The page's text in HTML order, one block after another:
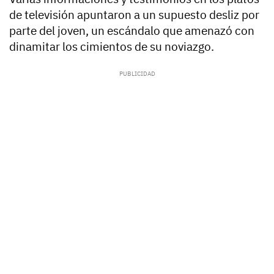
de televisión apuntaron a un supuesto desliz por
parte del joven, un escándalo que amenazó con
dinamitar los cimientos de su noviazgo.